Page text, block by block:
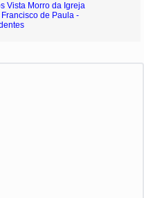
Vista Morro da Igreja
de Paula -